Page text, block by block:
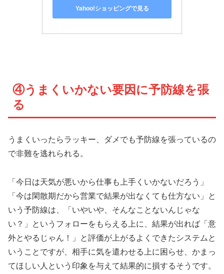
Yahoo!ショッピングで見る
④うまくいかない要因に予防線を張
る
うまくいったらラッキー、ダメでも予防線を張っているの
で非難を逃れられる。
「今日は天気が悪いから仕事も上手くいかないだろう」
「今は閑散期だから営業で結果が出なくても仕方ない」と
いう予防線は、「いやいや、そんなことないんじゃな
い？」というフォローをもらえる上に、結果が出れば「意
外とやるじゃん！」と評価が上がるよくできたシステムと
いうことですが、相手に気を遣わせる上に困らせ、かまっ
てほしい人という印象を与えて結果的に損するそうです。